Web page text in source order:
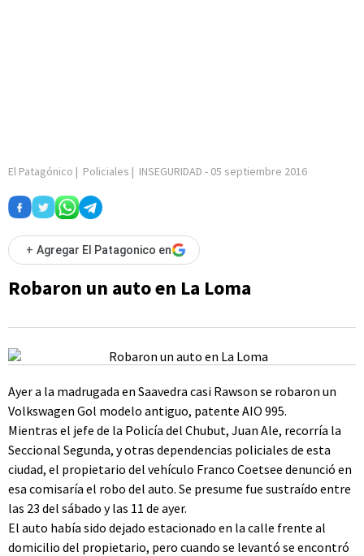
El Patagónico | Policiales | INSEGURIDAD - 05 septiembre 2016
+ Agregar El Patagonico en
Robaron un auto en La Loma
Ayer a la madrugada en Saavedra casi Rawson se robaron un
Volkswagen Gol modelo antiguo, patente AIO 995.
Mientras el jefe de la Policía del Chubut, Juan Ale, recorría la
Seccional Segunda, y otras dependencias policiales de esta
ciudad, el propietario del vehículo Franco Coetsee denunció en
esa comisaría el robo del auto. Se presume fue sustraído entre
las 23 del sábado y las 11 de ayer.
El auto había sido dejado estacionado en la calle frente al
domicilio del propietario, pero cuando se levantó se encontró